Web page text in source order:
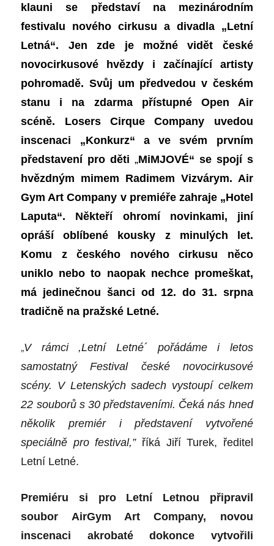
klauni se představí na mezinárodním
festivalu nového cirkusu a divadla „Letní
Letná“. Jen zde je možné vidět české
novocirkusové hvězdy i začínající artisty
pohromadě. Svůj um předvedou v českém
stanu i na zdarma přístupné Open Air
scéně. Losers Cirque Company uvedou
inscenaci „Konkurz“ a ve svém prvním
představení pro děti „MiMJOVÉ“ se spojí s
hvězdným mimem Radimem Vizvárym. Air
Gym Art Company v premiéře zahraje „Hotel
Laputa“. Někteří ohromí novinkami, jiní
opráší oblíbené kousky z minulých let.
Komu z českého nového cirkusu něco
uniklo nebo to naopak nechce promeškat,
má jedinečnou šanci od 12. do 31. srpna
tradičně na pražské Letné.
„V rámci ,Letní Letné´ pořádáme i letos
samostatný Festival české novocirkusové
scény. V Letenských sadech vystoupí celkem
22 souborů s 30 představeními. Čeká nás hned
několik premiér i představení vytvořené
speciálně pro festival,” říká Jiří Turek, ředitel
Letní Letné.
Premiéru si pro Letní Letnou připravil
soubor AirGym Art Company, novou
inscenaci akrobaté dokonce vytvořili